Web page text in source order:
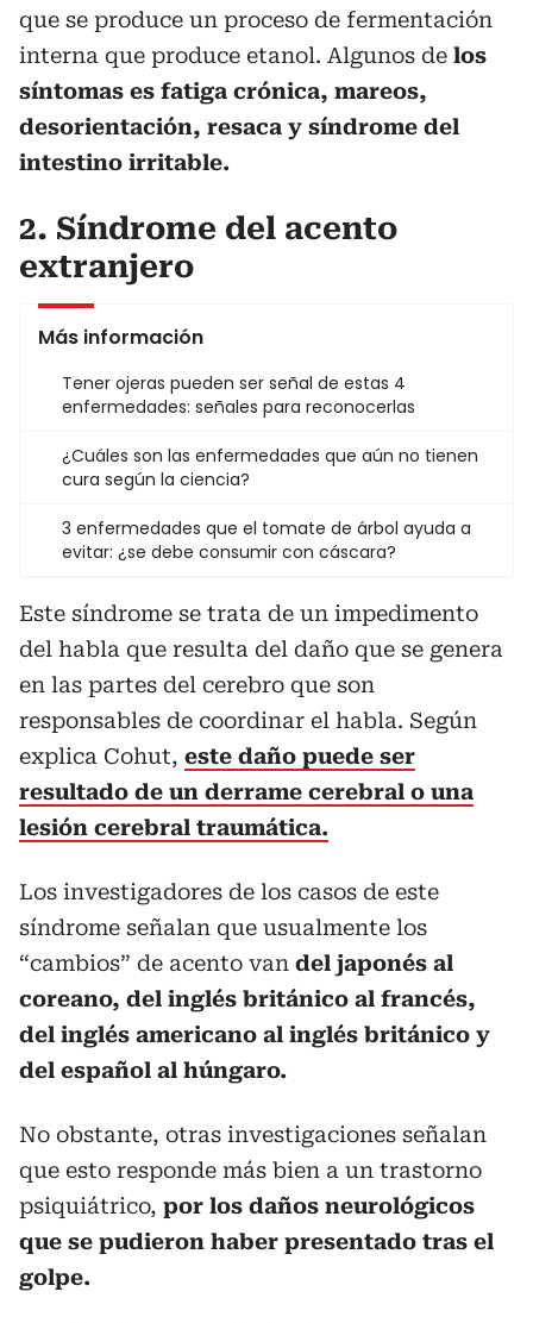
que se produce un proceso de fermentación
interna que produce etanol. Algunos de los
síntomas es fatiga crónica, mareos,
desorientación, resaca y síndrome del
intestino irritable.
2. Síndrome del acento
extranjero
Más información
Tener ojeras pueden ser señal de estas 4
enfermedades: señales para reconocerlas
¿Cuáles son las enfermedades que aún no tienen
cura según la ciencia?
3 enfermedades que el tomate de árbol ayuda a
evitar: ¿se debe consumir con cáscara?
Este síndrome se trata de un impedimento
del habla que resulta del daño que se genera
en las partes del cerebro que son
responsables de coordinar el habla. Según
explica Cohut, este daño puede ser
resultado de un derrame cerebral o una
lesión cerebral traumática.
Los investigadores de los casos de este
síndrome señalan que usualmente los
“cambios” de acento van del japonés al
coreano, del inglés británico al francés,
del inglés americano al inglés británico y
del español al húngaro.
No obstante, otras investigaciones señalan
que esto responde más bien a un trastorno
psiquiátrico, por los daños neurológicos
que se pudieron haber presentado tras el
golpe.